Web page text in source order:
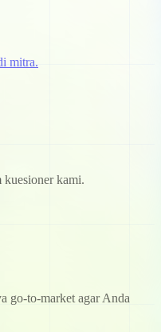
mitra.
kuesioner kami.
go-to-market agar Anda